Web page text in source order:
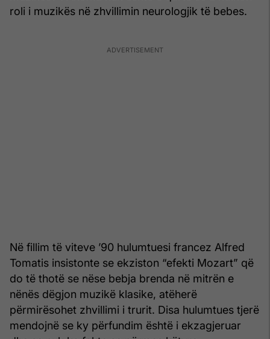
roli i muzikës në zhvillimin neurologjik të bebes.
Në fillim të viteve ’90 hulumtuesi francez Alfred
Tomatis insistonte se ekziston “efekti Mozart” që
do të thotë se nëse bebja brenda në mitrën e
nënës dëgjon muzikë klasike, atëherë
përmirësohet zhvillimi i trurit. Disa hulumtues tjerë
mendojnë se ky përfundim është i ekzagjeruar